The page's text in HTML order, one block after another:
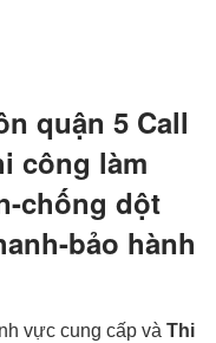
quận 5 Call
công làm
chống dột
bảo hành
vực cung cấp và Thi